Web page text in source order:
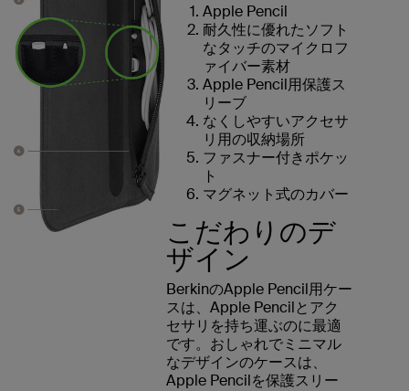
Apple Pencil
耐久性に優れたソフト
なタッチのマイクロフ
ァイバー素材
Apple Pencil用保護ス
リーブ
なくしやすいアクセサ
リ用の収納場所
ファスナー付きポケッ
ト
マグネット式のカバー
こだわりのデ
ザイン
BerkinのApple Pencil用ケー
スは、Apple Pencilとアク
セサリを持ち運ぶのに最適
です。おしゃれでミニマル
なデザインのケースは、
Apple Pencilを保護スリー